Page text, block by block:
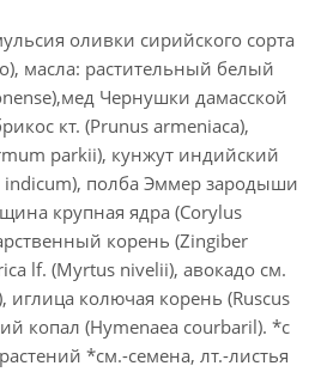
оливки сирийского сорта
масла: растительный белый
Чернушки дамасской
кт. (Prunus armeniaca),
parkii), кунжут индийский
indicum), полба Эммер зародыши
крупная ядра (Corylus
корень (Zingiber
lf. (Myrtus nivelii), авокадо см.
иглица колючая корень (Ruscus
копал (Hymenaea courbaril). *с
*см.-семена, лт.-листья